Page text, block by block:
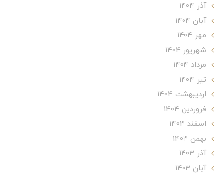
آذر 1404
آبان 1404
مهر 1404
شهریور 1404
مرداد 1404
تير 1404
ارديبهشت 1404
فروردین 1404
اسفند 1403
بهمن 1403
آذر 1403
آبان 1403